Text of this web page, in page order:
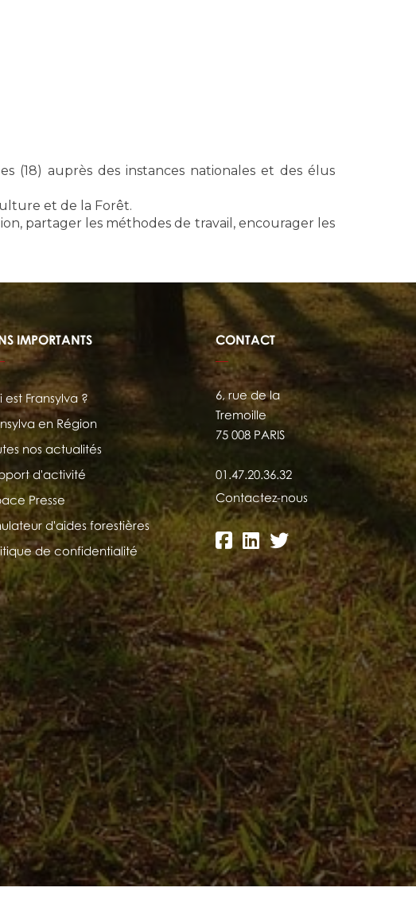
(18) auprès des instances nationales et des élus
et de la Forêt.
partager les méthodes de travail, encourager les
IMPORTANTS
est Fransylva ?
en Région
nos actualités
d'activité
Presse
d'aides forestières
de confidentialité
CONTACT
6, rue de la
Tremoille
75 008 PARIS
01.47.20.36.32
Contactez-nous